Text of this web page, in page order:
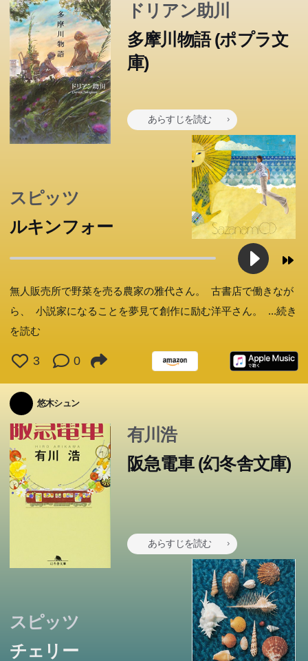
ドリアン助川
多摩川物語 (ポプラ文
庫)
あらすじを読む
スピッツ
ルキンフォー
無人販売所で野菜を売る農家の雅代さん。 古書店で働きなが
ら、 小説家になることを夢見て創作に励む洋平さん。 ...続き
を読む
3 0
悠木シュン
有川浩
阪急電車 (幻冬舎文庫)
あらすじを読む
スピッツ
チェリー